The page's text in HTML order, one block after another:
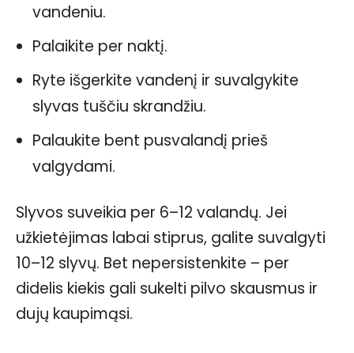
vandeniu.
Palaikite per naktį.
Ryte išgerkite vandenį ir suvalgykite
slyvas tuščiu skrandžiu.
Palaukite bent pusvalandį prieš
valgydami.
Slyvos suveikia per 6–12 valandų. Jei
užkietėjimas labai stiprus, galite suvalgyti
10–12 slyvų. Bet nepersistenkite – per
didelis kiekis gali sukelti pilvo skausmus ir
dujų kaupimąsi.